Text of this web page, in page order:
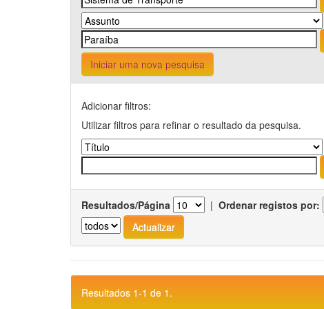
Iniciar uma nova pesquisa
Adicionar filtros:
Utilizar filtros para refinar o resultado da pesquisa.
Resultados/Página | Ordenar registos por:
Resultados 1-1 de 1.